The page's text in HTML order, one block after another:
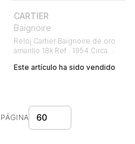
CARTIER
Baignoire
Reloj Cartier Baignoire de oro
amarillo 18k Ref : 1954 Circa
Este artículo ha sido vendido
60